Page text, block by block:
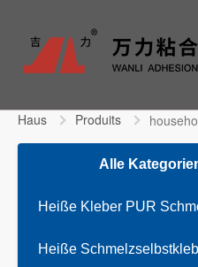
Haus Produits
Alle
Heiße Kleber PUR
Heiße